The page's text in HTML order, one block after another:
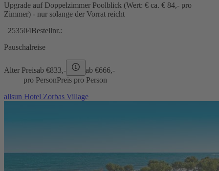
Upgrade auf Doppelzimmer Poolblick (Wert: € ca. € 84,- pro
Zimmer) - nur solange der Vorrat reicht
253504Bestellnr.:
Pauschalreise
Alter Preisab €833,- ab €666,-
pro PersonPreis pro Person
allsun Hotel Zorbas Village